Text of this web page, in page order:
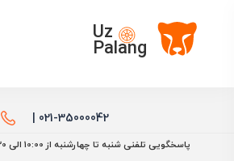
Uz
Palang
021-35000042 |
پاسخگویی تلفنی شنبه تا چهارشنبه از 10:00 الی ۱۵:30 پنجشنبه تا 13:00